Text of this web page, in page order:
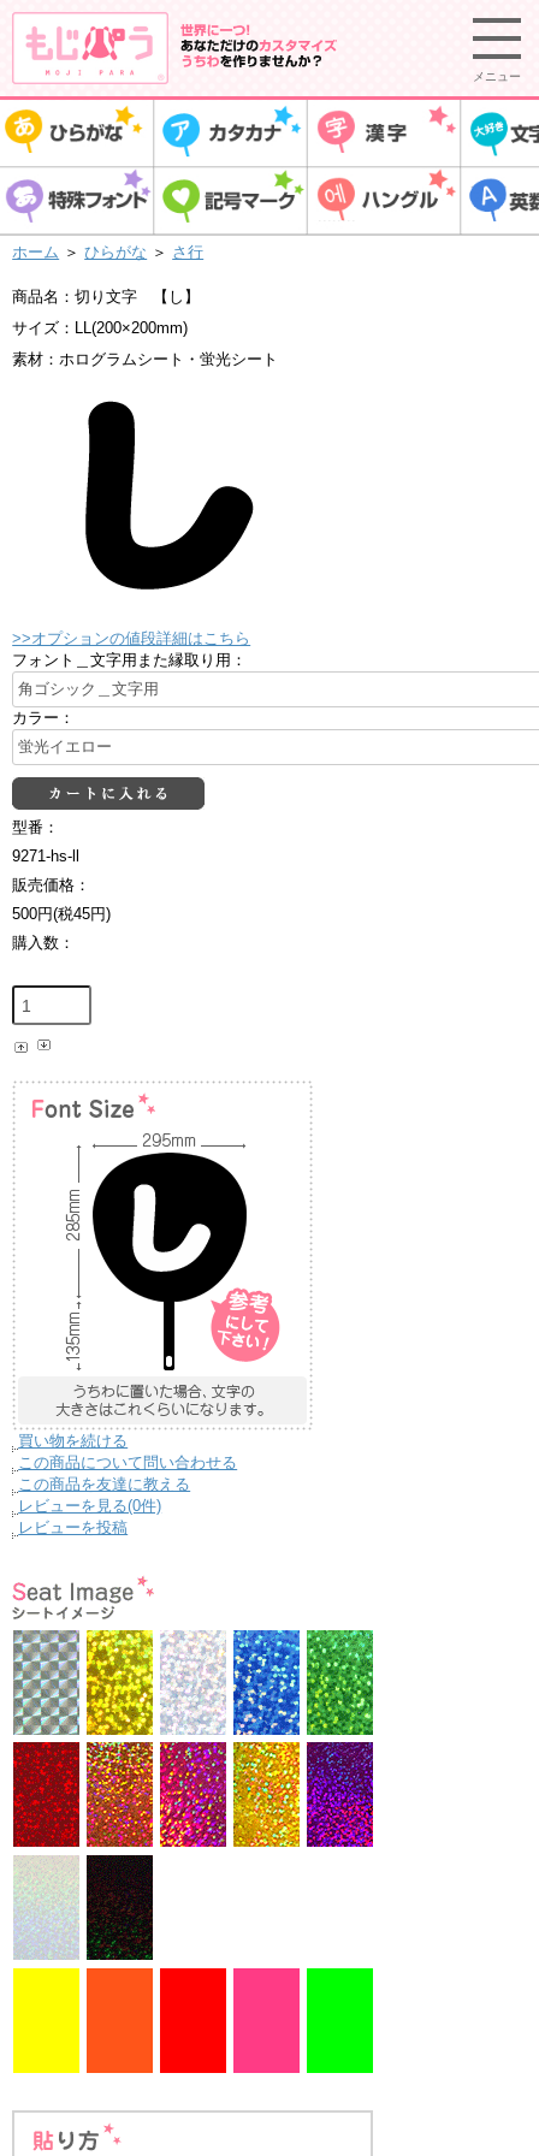
メニュー
ホーム ＞ ひらがな ＞ さ行
商品名：切り文字 【し】
サイズ：LL(200×200mm)
素材：ホログラムシート・蛍光シート
>>オプションの値段詳細はこちら
フォント＿文字用また縁取り用：
カラー：
型番：
9271-hs-ll
販売価格：
500円(税45円)
購入数：
買い物を続ける
この商品について問い合わせる
この商品を友達に教える
レビューを見る(0件)
レビューを投稿